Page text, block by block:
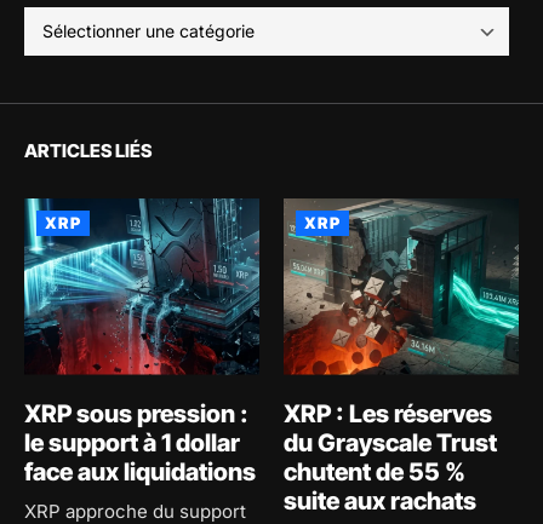
ARTICLES LIÉS
XRP
XRP sous pression :
le support à 1 dollar
face aux liquidations
XRP approche du support
XRP
XRP : Les réserves
du Grayscale Trust
chutent de 55 %
suite aux rachats